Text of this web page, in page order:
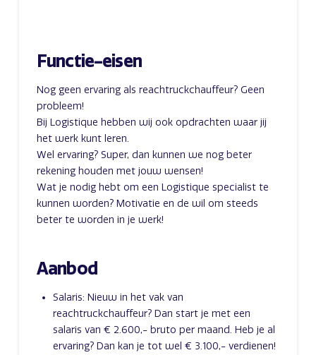
Functie-eisen
Nog geen ervaring als reachtruckchauffeur? Geen
probleem!
Bij Logistique hebben wij ook opdrachten waar jij
het werk kunt leren.
Wel ervaring? Super, dan kunnen we nog beter
rekening houden met jouw wensen!
Wat je nodig hebt om een Logistique specialist te
kunnen worden? Motivatie en de wil om steeds
beter te worden in je werk!
Aanbod
Salaris: Nieuw in het vak van
reachtruckchauffeur? Dan start je met een
salaris van € 2.600,- bruto per maand. Heb je al
ervaring? Dan kan je tot wel € 3.100,- verdienen!